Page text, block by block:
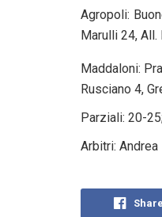
Agropoli:
Marulli 24, All.
Maddaloni:
Rusciano 4,
Parziali: 20-
Arbitri:
Share